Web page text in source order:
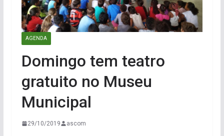
AGENDA
Domingo tem teatro
gratuito no Museu
Municipal
29/10/2019 ascom